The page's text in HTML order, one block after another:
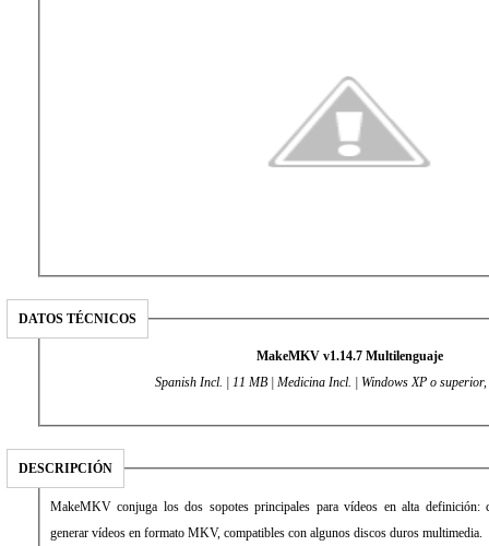
DATOS TÉCNICOS
MakeMKV v1.14.7 Multilenguaje
Spanish Incl. | 11 MB | Medicina Incl. | Windows XP o superior,
DESCRIPCIÓN
MakeMKV conjuga los dos sopotes principales para vídeos en alta definición:
generar vídeos en formato MKV, compatibles con algunos discos duros multimedia.